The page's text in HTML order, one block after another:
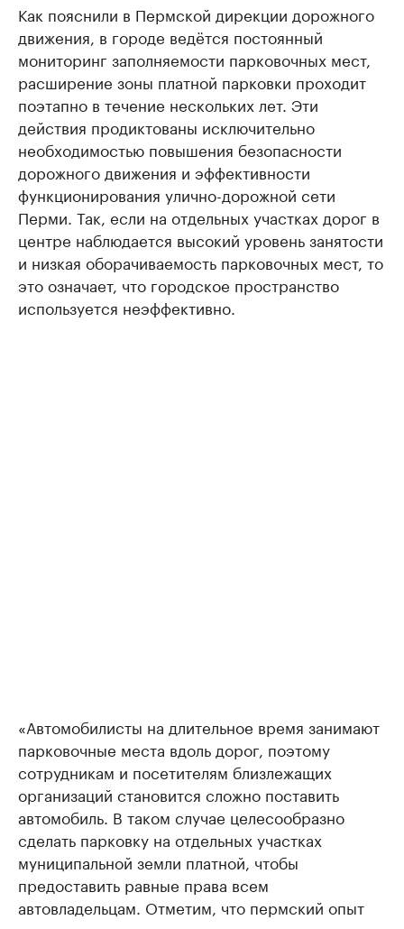
Как пояснили в Пермской дирекции дорожного
движения, в городе ведётся постоянный
мониторинг заполняемости парковочных мест,
расширение зоны платной парковки проходит
поэтапно в течение нескольких лет. Эти
действия продиктованы исключительно
необходимостью повышения безопасности
дорожного движения и эффективности
функционирования улично-дорожной сети
Перми. Так, если на отдельных участках дорог в
центре наблюдается высокий уровень занятости
и низкая оборачиваемость парковочных мест, то
это означает, что городское пространство
используется неэффективно.
«Автомобилисты на длительное время занимают
парковочные места вдоль дорог, поэтому
сотрудникам и посетителям близлежащих
организаций становится сложно поставить
автомобиль. В таком случае целесообразно
сделать парковку на отдельных участках
муниципальной земли платной, чтобы
предоставить равные права всем
автовладельцам. Отметим, что пермский опыт